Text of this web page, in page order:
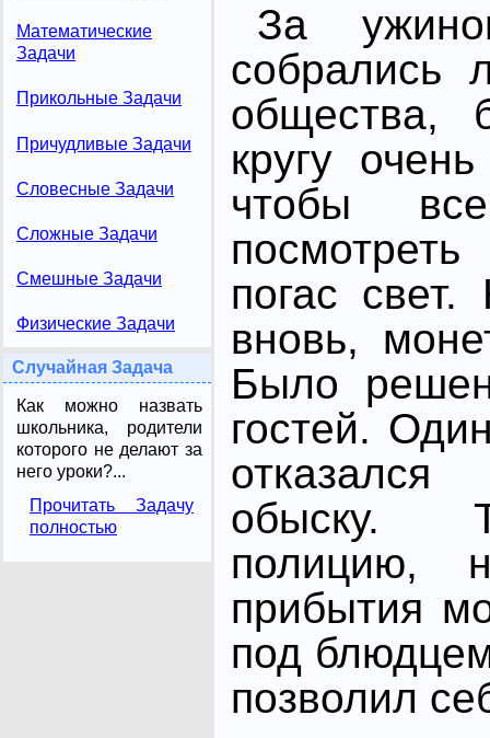
Математические
Задачи
Прикольные Задачи
Причудливые Задачи
Словесные Задачи
Сложные Задачи
Смешные Задачи
Физические Задачи
Случайная Задача
Как можно назвать
школьника, родители
которого не делают за
него уроки?...
Прочитать Задачу
полностью
За
собрались
общества,
кругу
чтобы
погас свет.
вновь,
Было
гостей.
обыску.
прибытия
под
позволил